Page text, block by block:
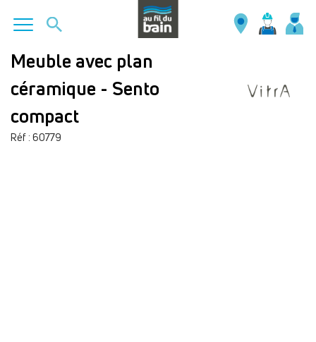
Aller
contenu
Meuble avec plan
céramique - Sento
compact
Réf : 60779